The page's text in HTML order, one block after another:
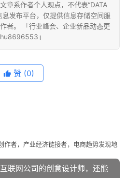
章系作者个人观点，不代表“DATA
发布平台，仅提供信息存储空间服
者。 「行业峰会、企业新品动态更
」
赞 (0)
作者，产业经济链接者，电商趋势发现地
联网公司的创意设计师，还能